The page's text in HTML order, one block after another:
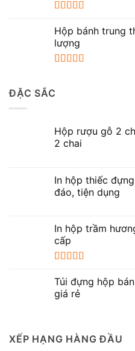
hạng 5.005
sao
Hộp bánh trung
lượng
sao
ĐẶC SẮC
Hộp rượu gỗ 2
2 chai
In hộp thiếc
đáo, tiện dụng
In hộp trầm
cấp
hạng5.005
sao
Túi đựng hộp
giá rẻ
XẾP HẠNG HÀNG ĐẦU